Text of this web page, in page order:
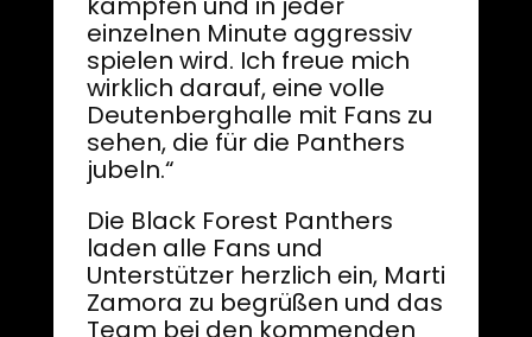
einzelnen Minute aggressiv
spielen wird. Ich freue mich
wirklich darauf, eine volle
Deutenberghalle mit Fans zu
sehen, die für die Panthers
jubeln.“
Die Black Forest Panthers
laden alle Fans und
Unterstützer herzlich ein, Marti
Zamora zu begrüßen und das
Team bei den kommenden